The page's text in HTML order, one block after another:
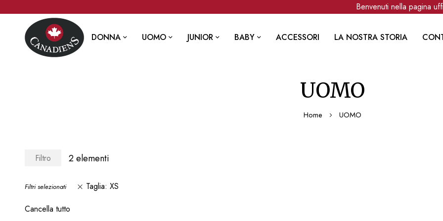
Benvenuti nella pagina
DONNA UOMO JUNIOR BABY ACCESSORI LA NOSTRA STORIA
UOMO
Home UOMO
Filtri selezionati Taglia XS
Cancella tutto
Filtro 2elementi